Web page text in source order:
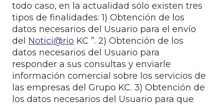
todo caso, en la actualidad sólo existen tres
tipos de finalidades: 1) Obtención de los
datos necesarios del Usuario para el envío
del Notici@rio KC ”. 2) Obtención de los
datos necesarios del Usuario para
responder a sus consultas y enviarle
información comercial sobre los servicios de
las empresas del Grupo KC. 3) Obtención de
los datos necesarios del Usuario para que